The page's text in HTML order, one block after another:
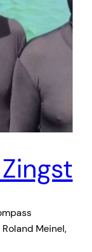
Meinel,